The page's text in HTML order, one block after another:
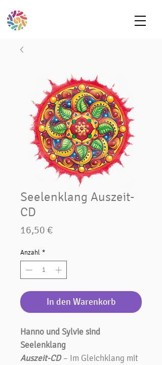
Seelenklang Auszeit-
CD
16,50 €Preis
Anzahl *
In den Warenkorb
Hanno und Sylvie sind
Seelenklang
Auszeit-CD – Im Gleichklang mit